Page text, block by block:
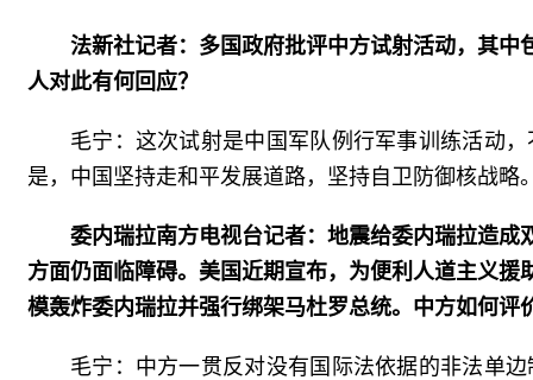
法新社记者：多国政府批评中方试射活动，其
人对此有何回应？
毛宁：这次试射是中国军队例行军事训练活动
是，中国坚持走和平发展道路，坚持自卫防御核战略
委内瑞拉南方电视台记者：地震给委内瑞拉造
方面仍面临障碍。美国近期宣布，为便利人道主义
模轰炸委内瑞拉并强行绑架马杜罗总统。中方如何评
毛宁：中方一贯反对没有国际法依据的非法单